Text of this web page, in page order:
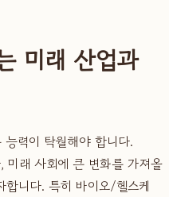
미래 산업과
력이 탁월해야 합니다.
미래 사회에 큰 변화를 가져올
합니다. 특히 바이오/헬스케